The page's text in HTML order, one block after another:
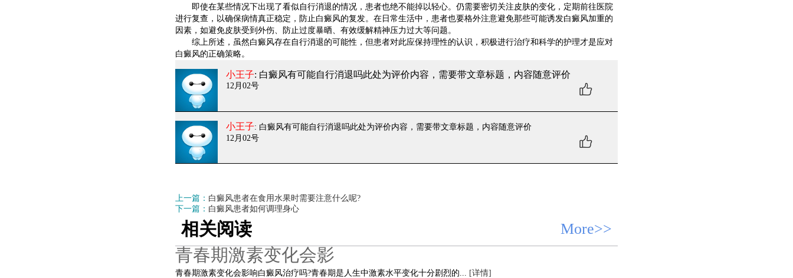
即使在某些情况下出现了看似自行消退的情况，患者也绝不能掉以轻心。仍需要密切关注皮肤的变化，定期前往医院
进行复查，以确保病情真正稳定，防止白癜风的复发。在日常生活中，患者也要格外注意避免那些可能诱发白癜风加重的
因素，如避免皮肤受到外伤、防止过度暴晒、有效缓解精神压力过大等问题。
综上所述，虽然白癜风存在自行消退的可能性，但患者对此应保持理性的认识，积极进行治疗和科学的护理才是应对
白癜风的正确策略。
小王子: 白癜风有可能自行消退吗此处为评价内容，需要带文章标题，内容随意评价
12月02号
小王子: 白癜风有可能自行消退吗此处为评价内容，需要带文章标题，内容随意评价
12月02号
上一篇： 白癜风患者在食用水果时需要注意什么呢?
下一篇： 白癜风患者如何调理身心
相关阅读 More>>
青春期激素变化会影
青春期激素变化会影响白癜风治疗吗?青春期是人生中激素水平变化十分剧烈的... [详情]